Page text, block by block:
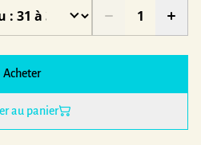
Acheter
au panier